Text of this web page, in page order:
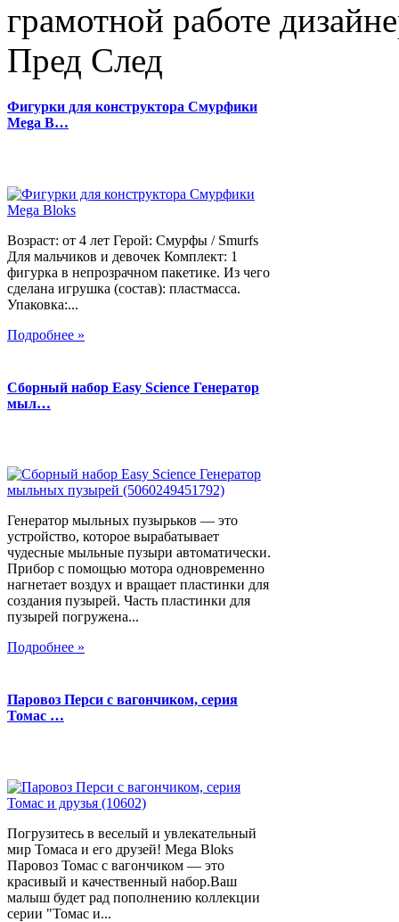
грамотной работе
Пред След
Фигурки для конструктора Смурфики
Mega B…
Возраст: от 4 лет Герой: Смурфы / Smurfs
Для мальчиков и девочек Комплект: 1
фигурка в непрозрачном пакетике. Из чего
сделана игрушка (состав): пластмасса.
Упаковка:...
Подробнее »
Сборный набор Easy Science Генератор
мыл…
Генератор мыльных пузырьков — это
устройство, которое вырабатывает
чудесные мыльные пузыри автоматически.
Прибор с помощью мотора одновременно
нагнетает воздух и вращает пластинки для
создания пузырей. Часть пластинки для
пузырей погружена...
Подробнее »
Паровоз Перси с вагончиком, серия
Томас …
Погрузитесь в веселый и увлекательный
мир Томаса и его друзей! Mega Bloks
Паровоз Томас с вагончиком — это
красивый и качественный набор.Ваш
малыш будет рад пополнению коллекции
серии "Томас и...